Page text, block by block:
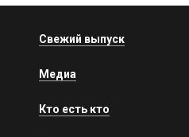
Свежий выпуск
Медиа
Кто есть кто